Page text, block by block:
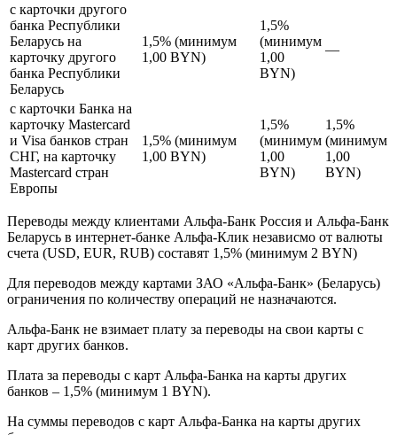
с карточки другого
банка Республики
Беларусь на
карточку другого
банка Республики
Беларусь
1,5% (минимум
1,00 BYN)
1,5%
(минимум
1,00
BYN)
—
с карточки Банка на
карточку Mastercard
и Visa банков стран
СНГ, на карточку
Mastercard стран
Европы
1,5% (минимум
1,00 BYN)
1,5%
(минимум
1,00
BYN)
1,5%
(минимум
1,00
BYN)
Переводы между клиентами Альфа-Банк Россия и Альфа-Банк
Беларусь в интернет-банке Альфа-Клик независмо от валюты
счета (USD, EUR, RUB) составят 1,5% (минимум 2 BYN)
Для переводов между картами ЗАО «Альфа-Банк» (Беларусь)
ограничения по количеству операций не назначаются.
Альфа-Банк не взимает плату за переводы на свои карты с
карт других банков.
Плата за переводы с карт Альфа-Банка на карты других
банков – 1,5% (минимум 1 BYN).
На суммы переводов с карт Альфа-Банка на карты других